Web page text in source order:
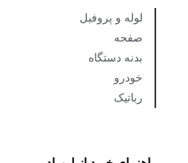
لوله و پروفیل
صفحه
بدنه دستگاه
خودرو
رباتیک